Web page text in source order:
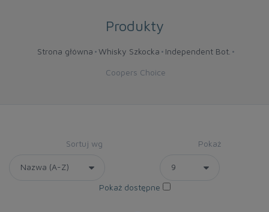
Produkty
Strona główna Whisky Szkocka Independent Bot.
Coopers Choice
Sortuj wg Pokaż
Pokaż dostępne